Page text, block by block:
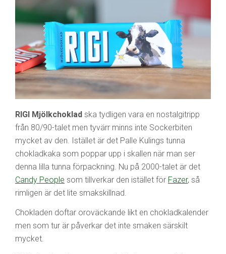
RIGI Mjölkchoklad ska tydligen vara en nostalgitripp
från 80/90-talet men tyvärr minns inte Sockerbiten
mycket av den. Istället är det Palle Kulings tunna
chokladkaka som poppar upp i skallen när man ser
denna lilla tunna förpackning. Nu på 2000-talet är det
Candy People som tillverkar den istället för Fazer, så
rimligen är det lite smakskillnad.
Chokladen doftar oroväckande likt en chokladkalender
men som tur är påverkar det inte smaken särskilt
mycket.